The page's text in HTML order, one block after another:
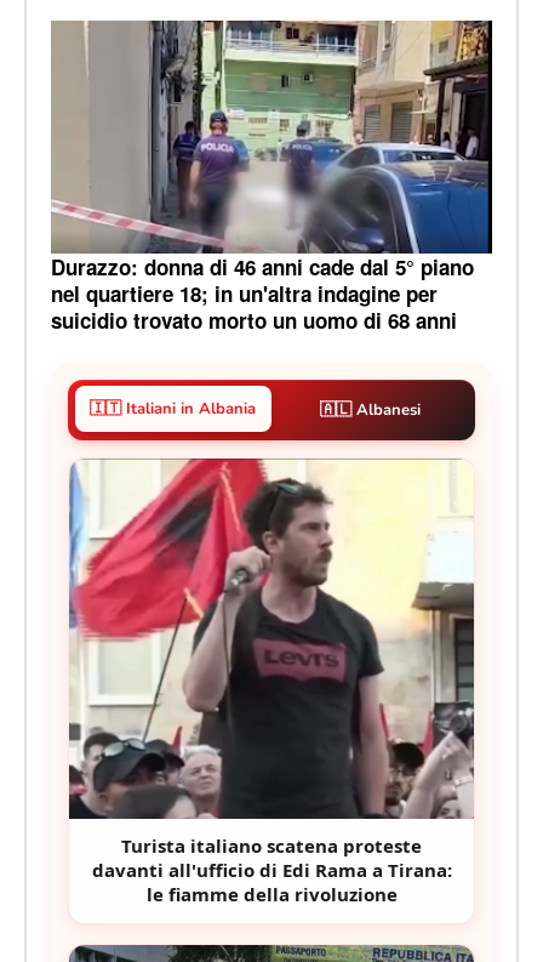
Durazzo: donna di 46 anni cade dal 5° piano
nel quartiere 18; in un'altra indagine per
suicidio trovato morto un uomo di 68 anni
🇮🇹 Italiani in Albania 🇦🇱 Albanesi
Turista italiano scatena proteste
davanti all'ufficio di Edi Rama a Tirana:
le fiamme della rivoluzione